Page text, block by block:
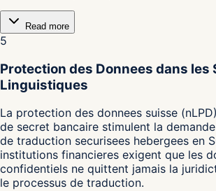
Read more
5
Protection des Donnees dans les
Linguistiques
La protection des donnees suisse
de secret bancaire stimulent la
de traduction securisees hebergees en
institutions financieres exigent que les
confidentiels ne quittent jamais la
le processus de traduction.